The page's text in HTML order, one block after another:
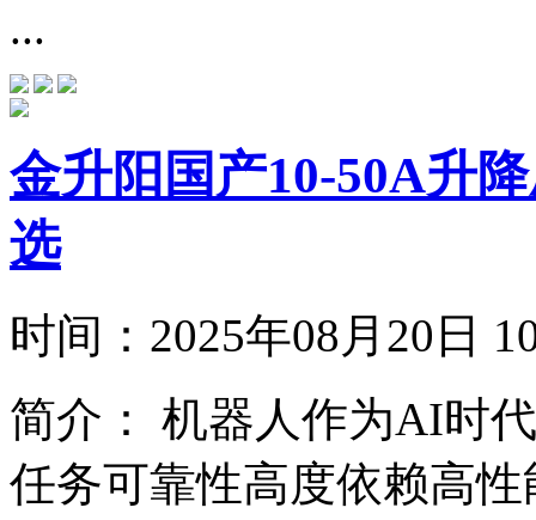
...
金升阳国产10-50A升
选
时间： 2025年08月20
简介：
机器人作为AI时
任务可靠性高度依赖高